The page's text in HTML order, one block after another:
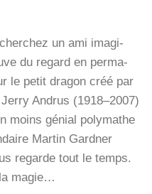
un ami ima­gi­
du regard en per­ma­
le petit dra­gon créé par
Andrus (1918–2007)
moins génial poly­mathe
Mar­tin Gard­ner
regarde tout le temps.
magie…